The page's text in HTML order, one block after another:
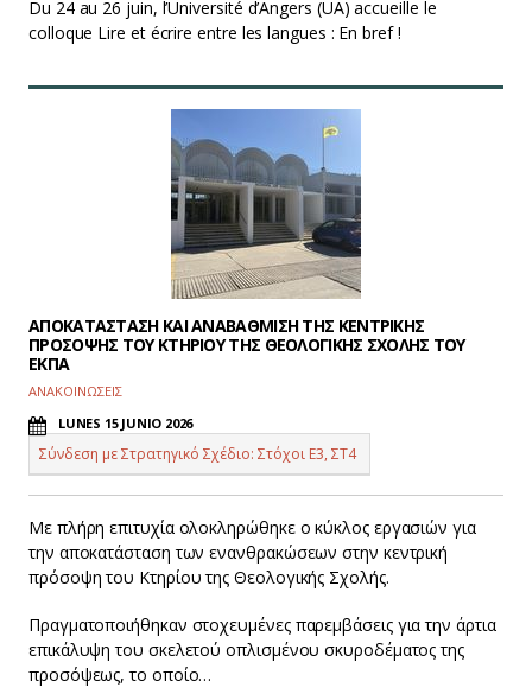
Du 24 au 26 juin, l’Université d’Angers (UA) accueille le
colloque Lire et écrire entre les langues : En bref !
ΑΠΟΚΑΤΑΣΤΑΣΗ ΚΑΙ ΑΝΑΒΑΘΜΙΣΗ ΤΗΣ ΚΕΝΤΡΙΚΗΣ
ΠΡΟΣΟΨΗΣ ΤΟΥ ΚΤΗΡΙΟΥ ΤΗΣ ΘΕΟΛΟΓΙΚΗΣ ΣΧΟΛΗΣ ΤΟΥ
ΕΚΠΑ
ΑΝΑΚΟΙΝΩΣΕΙΣ
LUNES 15 JUNIO 2026
Σύνδεση με Στρατηγικό Σχέδιο: Στόχοι Ε3, ΣΤ4
Με πλήρη επιτυχία ολοκληρώθηκε ο κύκλος εργασιών για
την αποκατάσταση των ενανθρακώσεων στην κεντρική
πρόσοψη του Κτηρίου της Θεολογικής Σχολής.
Πραγματοποιήθηκαν στοχευμένες παρεμβάσεις για την άρτια
επικάλυψη του σκελετού οπλισμένου σκυροδέματος της
προσόψεως, το οποίο…